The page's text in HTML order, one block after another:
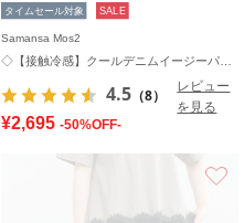
タイムセール対象 SALE
Samansa Mos2
4.5 （8）
レビュー
を見る
¥2,695 -50%OFF-